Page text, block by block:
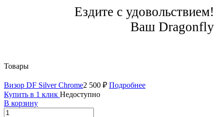
Ездите с удовольствием!
Ваш Dragonfly
Товары
Визор DF Silver Chrome2 500 ₽ Подробнее
Купить в 1 клик Недоступно
В корзину